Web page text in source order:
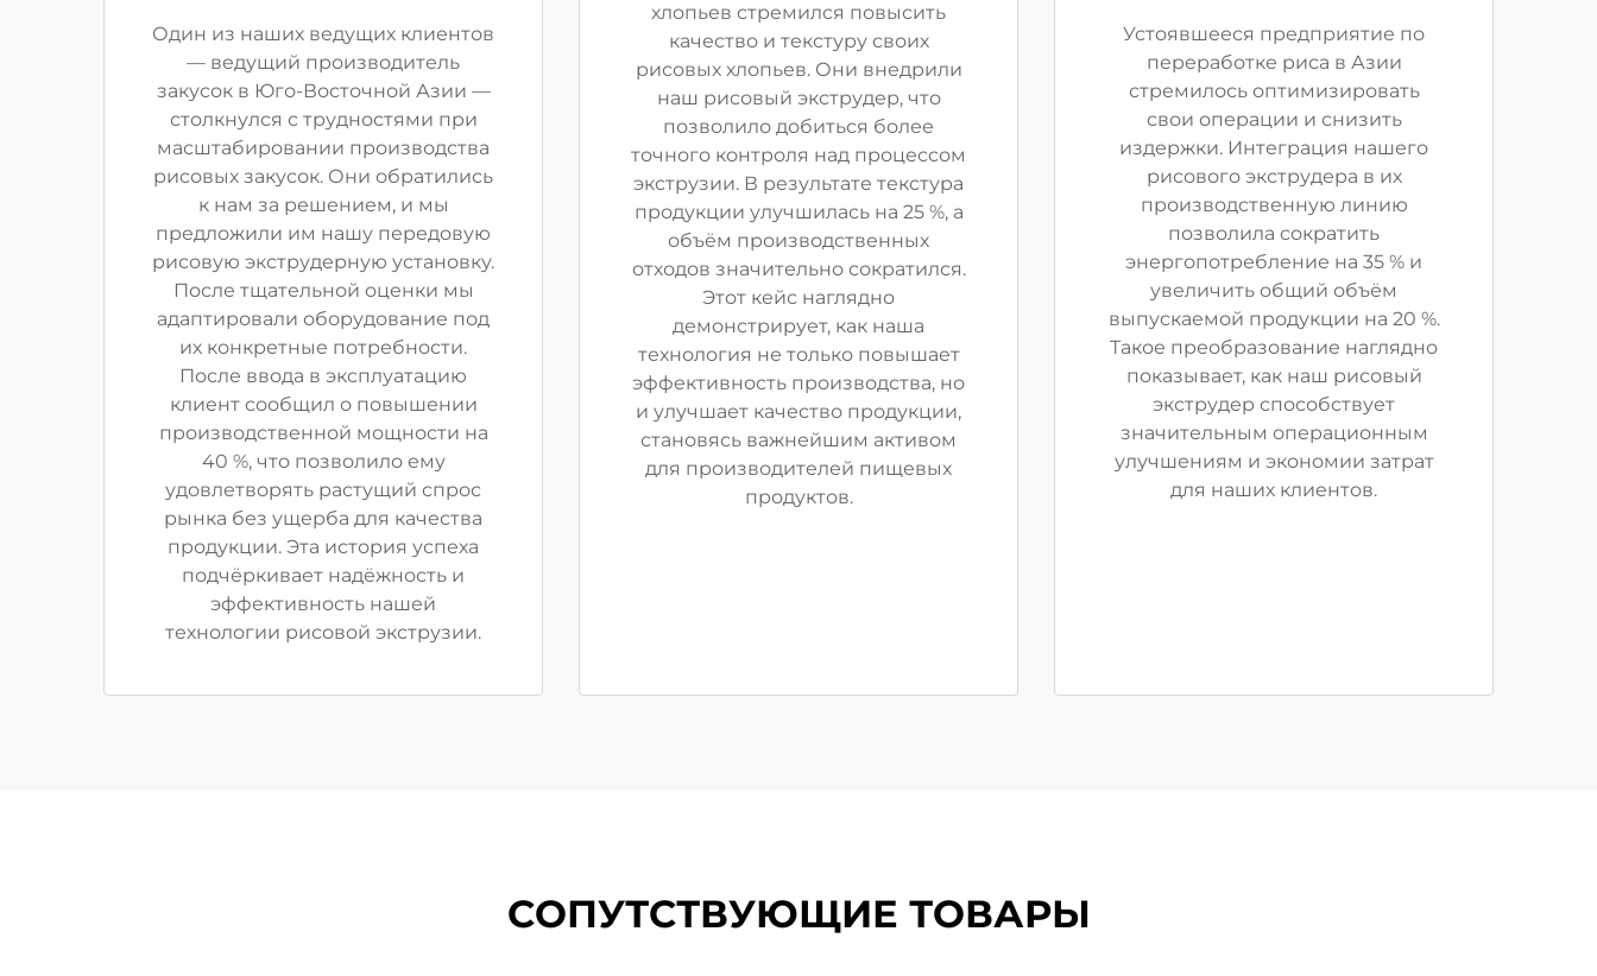
Один из наших ведущих клиентов
— ведущий производитель
закусок в Юго-Восточной Азии —
столкнулся с трудностями при
масштабировании производства
рисовых закусок. Они обратились
к нам за решением, и мы
предложили им нашу передовую
рисовую экструдерную установку.
После тщательной оценки мы
адаптировали оборудование под
их конкретные потребности.
После ввода в эксплуатацию
клиент сообщил о повышении
производственной мощности на
40 %, что позволило ему
удовлетворять растущий спрос
рынка без ущерба для качества
продукции. Эта история успеха
подчёркивает надёжность и
эффективность нашей
технологии рисовой экструзии.
хлопьев стремился повысить
качество и текстуру своих
рисовых хлопьев. Они внедрили
наш рисовый экструдер, что
позволило добиться более
точного контроля над процессом
экструзии. В результате текстура
продукции улучшилась на 25 %, а
объём производственных
отходов значительно сократился.
Этот кейс наглядно
демонстрирует, как наша
технология не только повышает
эффективность производства, но
и улучшает качество продукции,
становясь важнейшим активом
для производителей пищевых
продуктов.
Устоявшееся предприятие по
переработке риса в Азии
стремилось оптимизировать
свои операции и снизить
издержки. Интеграция нашего
рисового экструдера в их
производственную линию
позволила сократить
энергопотребление на 35 % и
увеличить общий объём
выпускаемой продукции на 20 %.
Такое преобразование наглядно
показывает, как наш рисовый
экструдер способствует
значительным операционным
улучшениям и экономии затрат
для наших клиентов.
СОПУТСТВУЮЩИЕ ТОВАРЫ